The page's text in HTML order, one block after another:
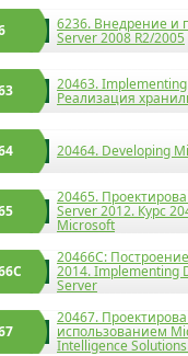
6236. Внедрение и
Server 2008 R2/2005
20463.
Реализация
20464. Developing
20465.
Server 2012. Курс
Microsoft
20466C:
2014. Implementing
Server
20467.
использованием
Intelligence